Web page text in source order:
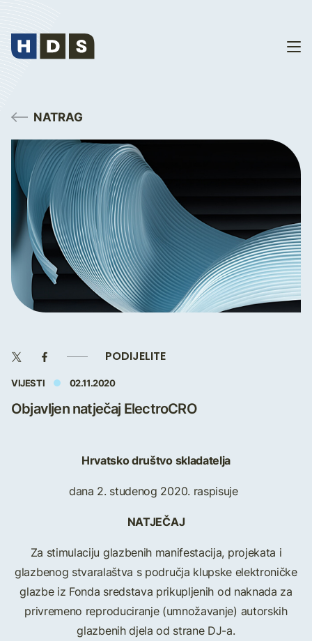
NATRAG
PODIJELITE
VIJESTI 02.11.2020
Objavljen natječaj ElectroCRO
Hrvatsko društvo skladatelja
dana 2. studenog 2020. raspisuje
NATJEČAJ
Za stimulaciju glazbenih manifestacija, projekata i
glazbenog stvaralaštva s područja klupske elektroničke
glazbe iz Fonda sredstava prikupljenih od naknada za
privremeno reproduciranje (umnožavanje) autorskih
glazbenih djela od strane DJ-a.